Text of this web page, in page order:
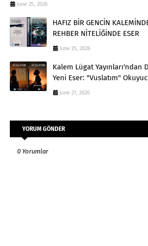
June 25, 2026
HAFIZ BİR GENCİN
REHBER NİTELİĞİNDE ESER
June 25, 2026
Kalem Lügat Yayınları'ndan
Yeni Eser: "Vuslatım"
June 21, 2026
YORUM GÖNDER
0 Yorumlar